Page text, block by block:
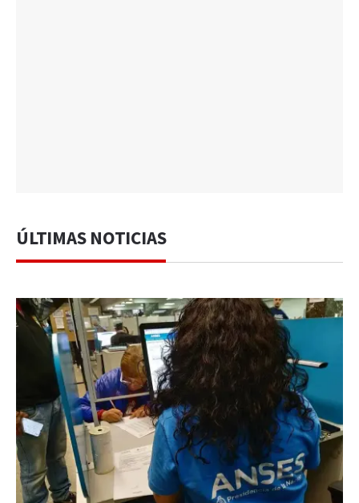
ÚLTIMAS NOTICIAS